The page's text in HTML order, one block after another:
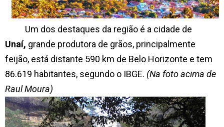
Um dos destaques da região é a cidade de
Unaí, grande produtora de grãos, principalmente
feijão, está distante 590 km de Belo Horizonte e tem
86.619 habitantes, segundo o IBGE. (Na foto acima de
Raul Moura)